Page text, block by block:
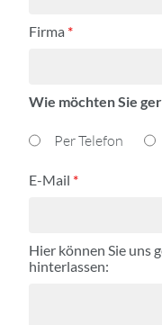
Firma *
Wie möchten Sie
Per Telefon
E-Mail *
Hier können Sie uns
hinterlassen: